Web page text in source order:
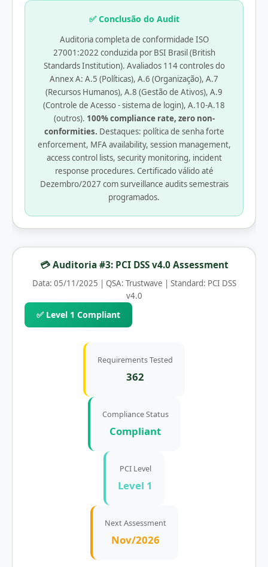
✅ Conclusão do Audit
Auditoria completa de conformidade ISO
27001:2022 conduzida por BSI Brasil (British
Standards Institution). Avaliados 114 controles do
Annex A: A.5 (Políticas), A.6 (Organização), A.7
(Recursos Humanos), A.8 (Gestão de Ativos), A.9
(Controle de Acesso - sistema de login), A.10-A.18
(outros). 100% compliance rate, zero non-
conformities. Destaques: política de senha forte
enforcement, MFA availability, session management,
access control lists, security monitoring, incident
response procedures. Certificado válido até
Dezembro/2027 com surveillance audits semestrais
programados.
💳 Auditoria #3: PCI DSS v4.0 Assessment
Data: 05/11/2025 | QSA: Trustwave | Standard: PCI DSS
v4.0
✅ Level 1 Compliant
Requirements Tested
362
Compliance Status
Compliant
PCI Level
Level 1
Next Assessment
Nov/2026